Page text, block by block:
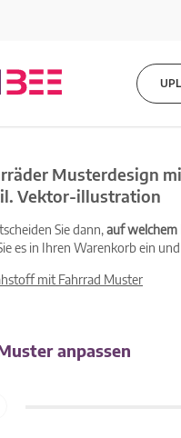
Musterdesign
Vektor-illustration
Sie dann,auf welchem
es in Ihren Warenkorb ein
mit Fahrrad Muster
anpassen